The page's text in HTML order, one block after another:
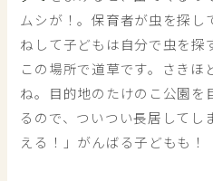
ムシが！。保育者が虫を探し
ねして子どもは自分で虫を探
この場所で道草です。さきほ
ね。目的地のたけのこ公園を
るので、ついつい長居してし
える！」がんばる子どもも！